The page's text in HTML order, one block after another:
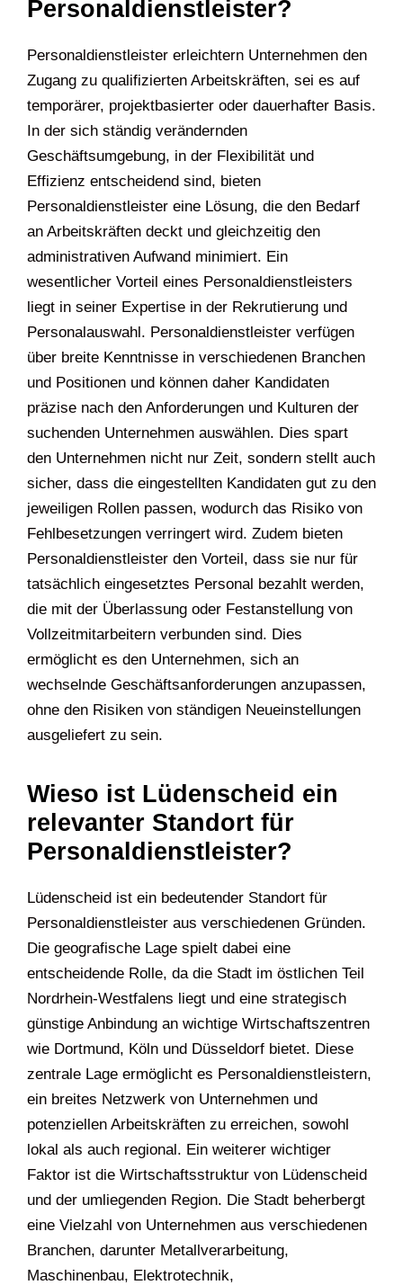
Personaldienstleister?
Personaldienstleister erleichtern Unternehmen den
Zugang zu qualifizierten Arbeitskräften, sei es auf
temporärer, projektbasierter oder dauerhafter Basis.
In der sich ständig verändernden
Geschäftsumgebung, in der Flexibilität und
Effizienz entscheidend sind, bieten
Personaldienstleister eine Lösung, die den Bedarf
an Arbeitskräften deckt und gleichzeitig den
administrativen Aufwand minimiert. Ein
wesentlicher Vorteil eines Personaldienstleisters
liegt in seiner Expertise in der Rekrutierung und
Personalauswahl. Personaldienstleister verfügen
über breite Kenntnisse in verschiedenen Branchen
und Positionen und können daher Kandidaten
präzise nach den Anforderungen und Kulturen der
suchenden Unternehmen auswählen. Dies spart
den Unternehmen nicht nur Zeit, sondern stellt auch
sicher, dass die eingestellten Kandidaten gut zu den
jeweiligen Rollen passen, wodurch das Risiko von
Fehlbesetzungen verringert wird. Zudem bieten
Personaldienstleister den Vorteil, dass sie nur für
tatsächlich eingesetztes Personal bezahlt werden,
die mit der Überlassung oder Festanstellung von
Vollzeitmitarbeitern verbunden sind. Dies
ermöglicht es den Unternehmen, sich an
wechselnde Geschäftsanforderungen anzupassen,
ohne den Risiken von ständigen Neueinstellungen
ausgeliefert zu sein.
Wieso ist Lüdenscheid ein
relevanter Standort für
Personaldienstleister?
Lüdenscheid ist ein bedeutender Standort für
Personaldienstleister aus verschiedenen Gründen.
Die geografische Lage spielt dabei eine
entscheidende Rolle, da die Stadt im östlichen Teil
Nordrhein-Westfalens liegt und eine strategisch
günstige Anbindung an wichtige Wirtschaftszentren
wie Dortmund, Köln und Düsseldorf bietet. Diese
zentrale Lage ermöglicht es Personaldienstleistern,
ein breites Netzwerk von Unternehmen und
potenziellen Arbeitskräften zu erreichen, sowohl
lokal als auch regional. Ein weiterer wichtiger
Faktor ist die Wirtschaftsstruktur von Lüdenscheid
und der umliegenden Region. Die Stadt beherbergt
eine Vielzahl von Unternehmen aus verschiedenen
Branchen, darunter Metallverarbeitung,
Maschinenbau, Elektrotechnik,